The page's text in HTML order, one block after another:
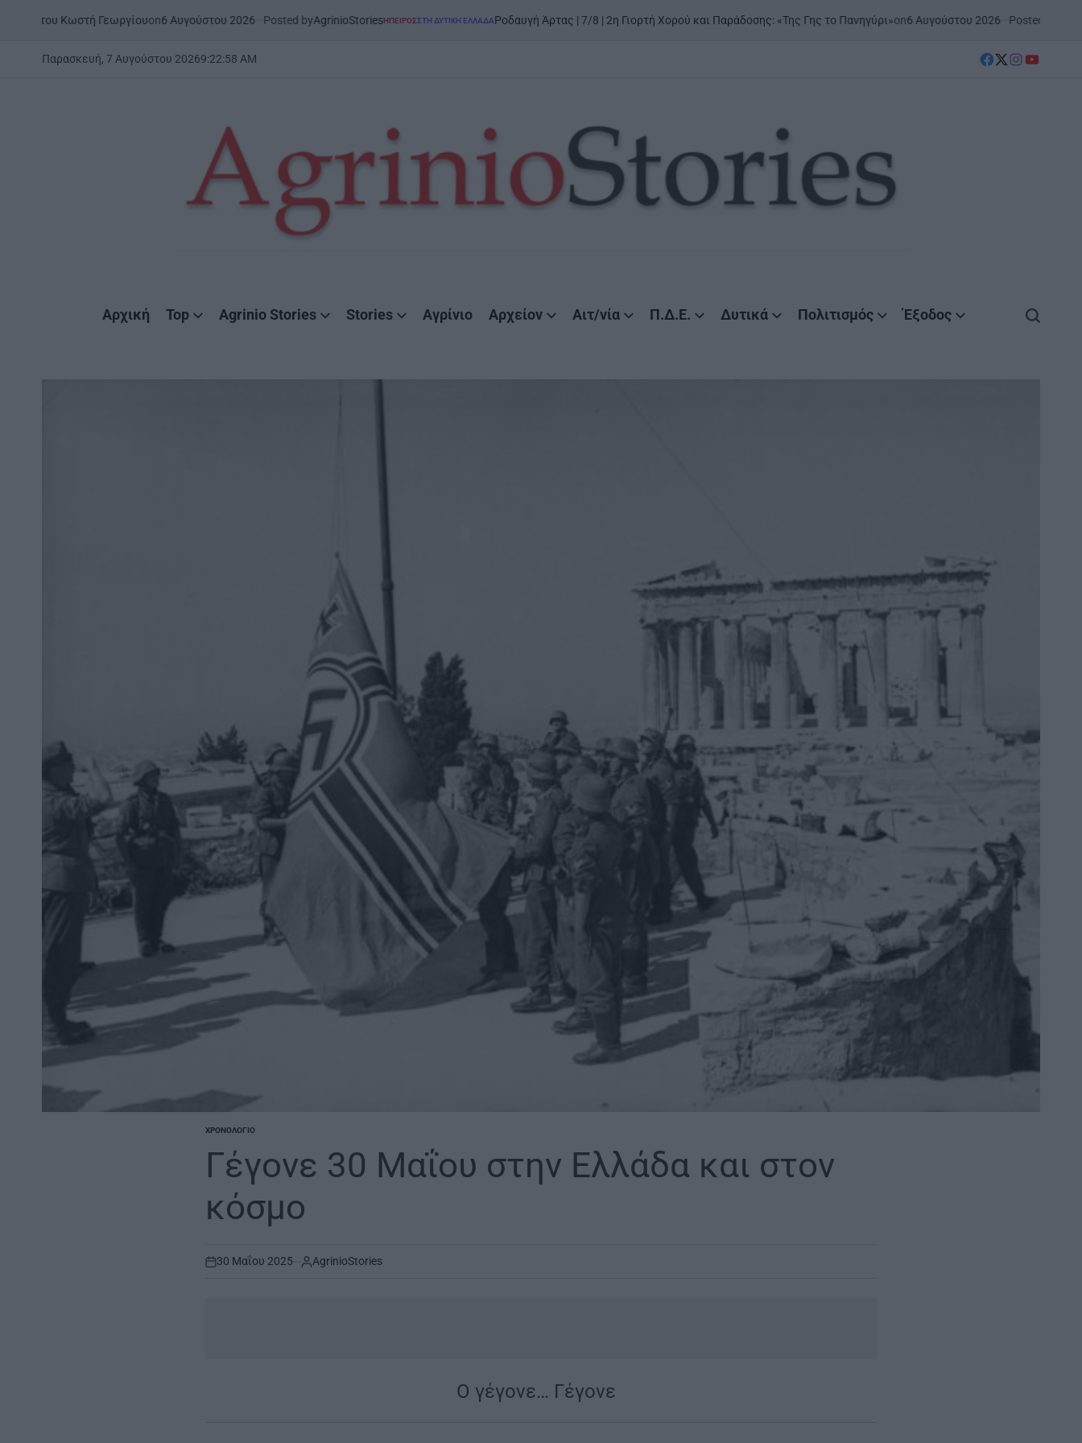
Κωστή Γεωργίουon6 Αυγούστου 2026 Posted by AgrinioStoriesPOSTED
ΉΠΕΙΡΟΣΣΤΗ ΔΥΤΙΚΉ ΕΛΛΆΔΑΡοδαυγή Άρτας | 7/8 | 2η Γιορτή Χορού και Παράδοσης: «Της Γης το Πανηγύρι»on6 Αυγούστου 2026 Posted by AgrinioStories
Παρασκευή, 7 Αυγούστου 20269:22:59 AM
facebook
Twitter
instagram
YouTube
Αρχική Top Agrinio Stories Stories Αγρίνιο Αρχείον Αιτ/νία Π.Δ.Ε. Δυτικά Πολιτισμός Έξοδος
POSTED
ΧΡΟΝΟΛΌΓΙΟ
Γέγονε 30 Μαΐου στην Ελλάδα και στον
κόσμο
on
30 Μαΐου 2025 AgrinioStories
Ο γέγονε… Γέγονε